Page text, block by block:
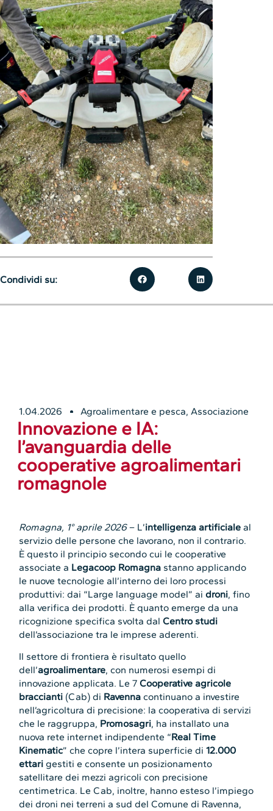
1.04.2026 Agroalimentare e pesca,Associazione
Innovazione e IA:
l’avanguardia delle
cooperative agroalimentari
romagnole
Romagna, 1° aprile 2026– L’intelligenza artificiale al
servizio delle persone che lavorano, non il contrario.
È questo il principio secondo cui le cooperative
associate a Legacoop Romagna stanno applicando
le nuove tecnologie all’interno dei loro processi
produttivi: dai “Large language model” aidroni, fino
alla verifica dei prodotti. È quanto emerge da una
ricognizione specifica svolta dalCentro studi
dell’associazione tra le imprese aderenti.
Il settore di frontiera è risultato quello
dell’agroalimentare, con numerosi esempi di
innovazione applicata. Le 7Cooperative agricole
braccianti (Cab) di Ravenna continuano a investire
nell’agricoltura di precisione: la cooperativa di servizi
che le raggruppa, Promosagri, ha installato una
nuova rete internet indipendente “Real Time
Kinematic” che copre l’intera superficie di12.000
ettari gestiti e consente un posizionamento
satellitare dei mezzi agricoli con precisione
centimetrica. Le Cab, inoltre, hanno esteso l’impiego
dei droni nei terreni a sud del Comune di Ravenna,
Condividi su: